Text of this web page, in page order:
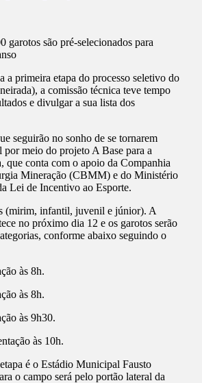
a primeira etapa do processo seletivo do
a comissão técnica teve tempo
e divulgar a sua lista dos
seguirão no sonho de se tornarem
por meio do projeto A Base para a
que conta com o apoio da Companhia
Mineração (CBMM) e do Ministério
Lei de Incentivo ao Esporte.
(mirim, infantil, juvenil e júnior). A
no próximo dia 12 e os garotos serão
conforme abaixo seguindo o
às 8h.
às 8h.
às 9h30.
às 10h.
é o Estádio Municipal Fausto
o campo será pelo portão lateral da